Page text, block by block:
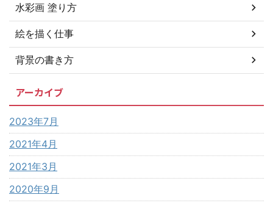
水彩画 塗り方
絵を描く仕事
背景の書き方
アーカイブ
2023年7月
2021年4月
2021年3月
2020年9月